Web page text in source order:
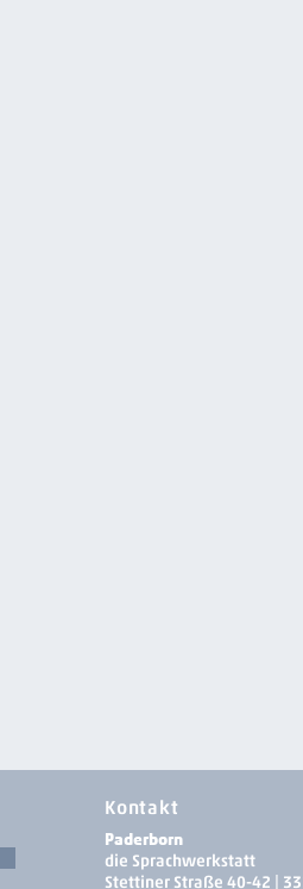
Kontakt
Paderborn
die Sprachwerkstatt
Stettiner Straße 40-42 |